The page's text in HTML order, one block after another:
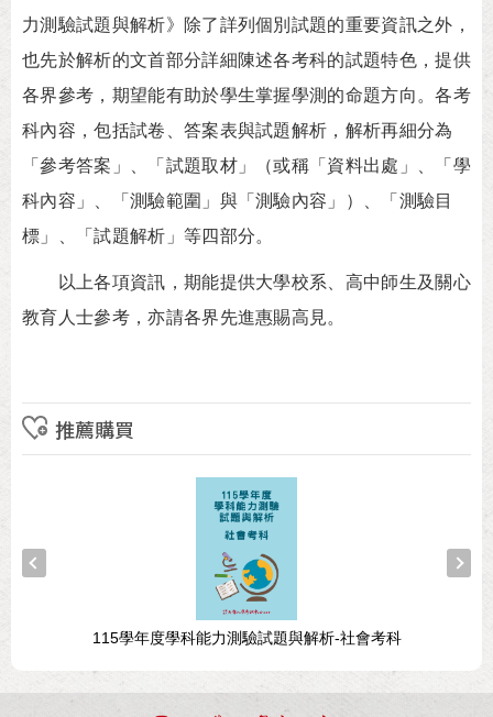
力測驗試題與解析》除了詳列個別試題的重要資訊之外，
也先於解析的文首部分詳細陳述各考科的試題特色，提供
各界參考，期望能有助於學生掌握學測的命題方向。各考
科內容，包括試卷、答案表與試題解析，解析再細分為
「參考答案」、「試題取材」（或稱「資料出處」、「學
科內容」、「測驗範圍」與「測驗內容」）、「測驗目
標」、「試題解析」等四部分。
以上各項資訊，期能提供大學校系、高中師生及關心
教育人士參考，亦請各界先進惠賜高見。
推薦購買
115學年度學科能力測驗試題與解析-社會考科